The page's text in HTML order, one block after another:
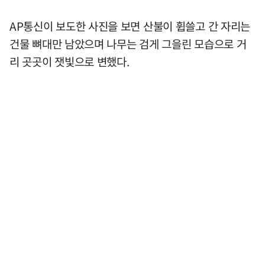
AP통신이 보도한 사진을 보면 산불이 휩쓸고 간 자리는
건물 뼈대만 남았으며 나무는 검게 그을린 모습으로 거
리 곳곳이 잿빛으로 변했다.